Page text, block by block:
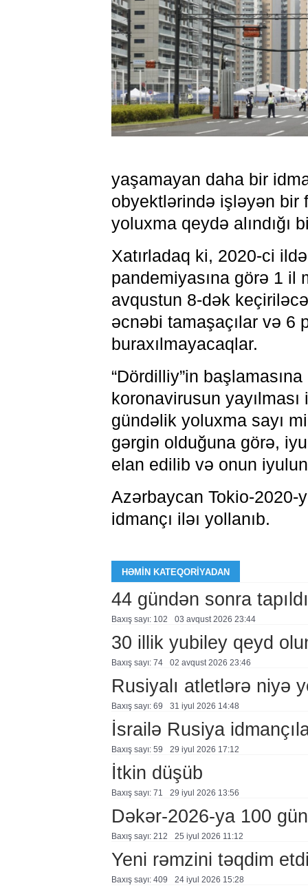
yaşamayan daha bir
obyektlərində işləyən bir
yoluxma qeydə alındığı
Xatırladaq ki, 2020-ci
pandemiyasına görə 1 il
avqustun 8-dək
əcnəbi tamaşaçılar və 6
buraxılmayacaqlar.
“Dördilliy”in
koronavirusun
gündəlik yoluxma sayı
gərgin olduğuna görə,
elan edilib və onun
Azərbaycan Tokio-2020-
idmançı iləı yollanıb.
HƏMIN KATEQORIYADAN
44 gündən sonra tapıldı
Baxış sayı: 102 03 avqust 2026 23:44
30 illik yubiley qeyd
Baxış sayı: 74 02 avqust 2026 23:46
Rusiyalı atletlərə niyə
Baxış sayı: 69 31 i̇yul 2026 14:48
İsrailə Rusiya
Baxış sayı: 59 29 i̇yul 2026 17:12
İtkin düşüb
Baxış sayı: 71 29 i̇yul 2026 13:56
Dəkər-2026-ya 100
Baxış sayı: 212 25 i̇yul 2026 11:12
Yeni rəmzini təqdim
Baxış sayı: 409 24 i̇yul 2026 15:28